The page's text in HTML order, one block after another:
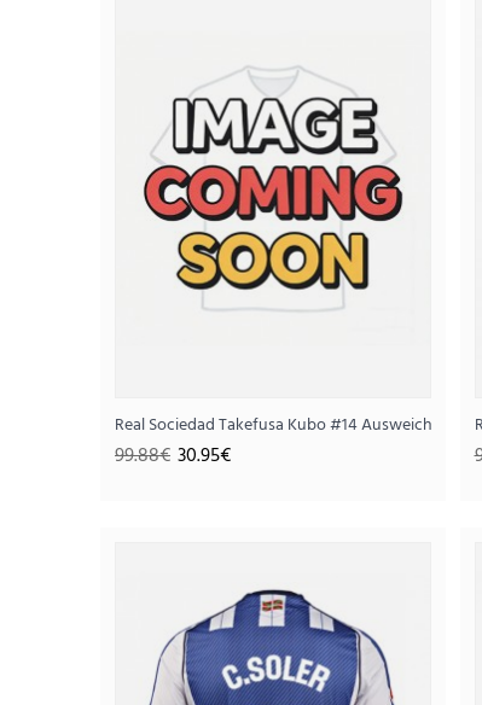
Real Sociedad Takefusa Kubo #14 Ausweichtrikot
99.88€ 30.95€